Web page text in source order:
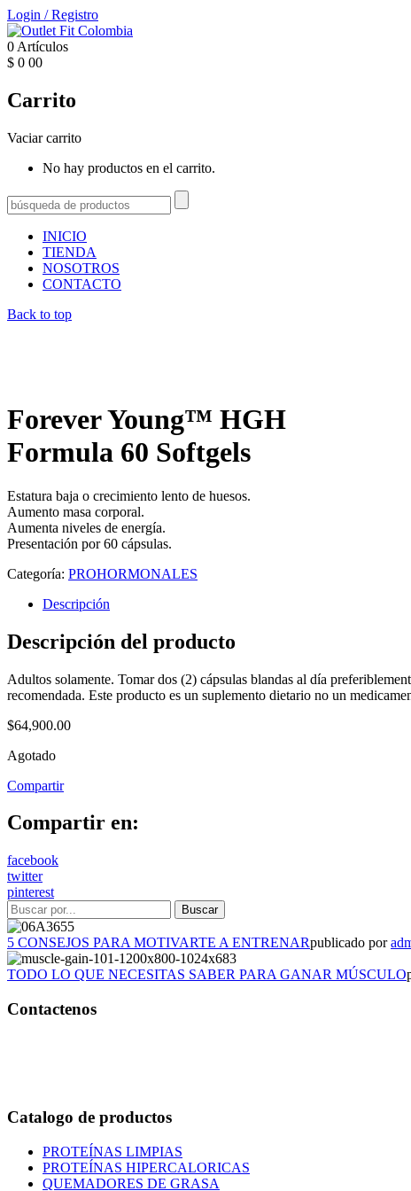
Login /Registro
0 Artículos
$ 0 00
Carrito
Vaciar carrito
No hay productos en el carrito.
INICIO
TIENDA
NOSOTROS
CONTACTO
Back to top
Forever Young™ HGH
Formula 60 Softgels
Estatura baja o crecimiento lento de huesos.
Aumento masa corporal.
Aumenta niveles de energía.
Presentación por 60 cápsulas.
Categoría: PROHORMONALES
Descripción
Descripción del producto
Adultos solamente. Tomar dos (2) cápsulas blandas al día
recomendada. Este producto es un suplemento dietario no un
$64,900.00
Agotado
Compartir
Compartir en:
facebook
twitter
pinterest
5 CONSEJOS PARA MOTIVARTE A ENTRENARpublicado por
TODO LO QUE NECESITAS SABER PARA GANAR MÚSCULO
Contactenos
Catalogo de productos
PROTEÍNAS LIMPIAS
PROTEÍNAS HIPERCALORICAS
QUEMADORES DE GRASA